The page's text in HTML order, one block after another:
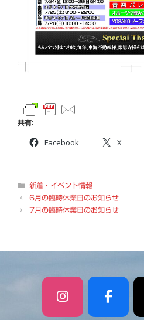
共有:
Facebook X
カ
テ
ゴ
新着・イベント情報
6月の臨時休業日のお知らせ
7月の臨時休業日のお知らせ